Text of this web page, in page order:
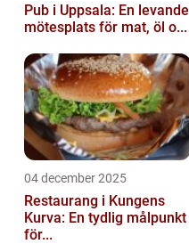
Pub i Uppsala: En levande
mötesplats för mat, öl o...
04 december 2025
Restaurang i Kungens
Kurva: En tydlig målpunkt
för...